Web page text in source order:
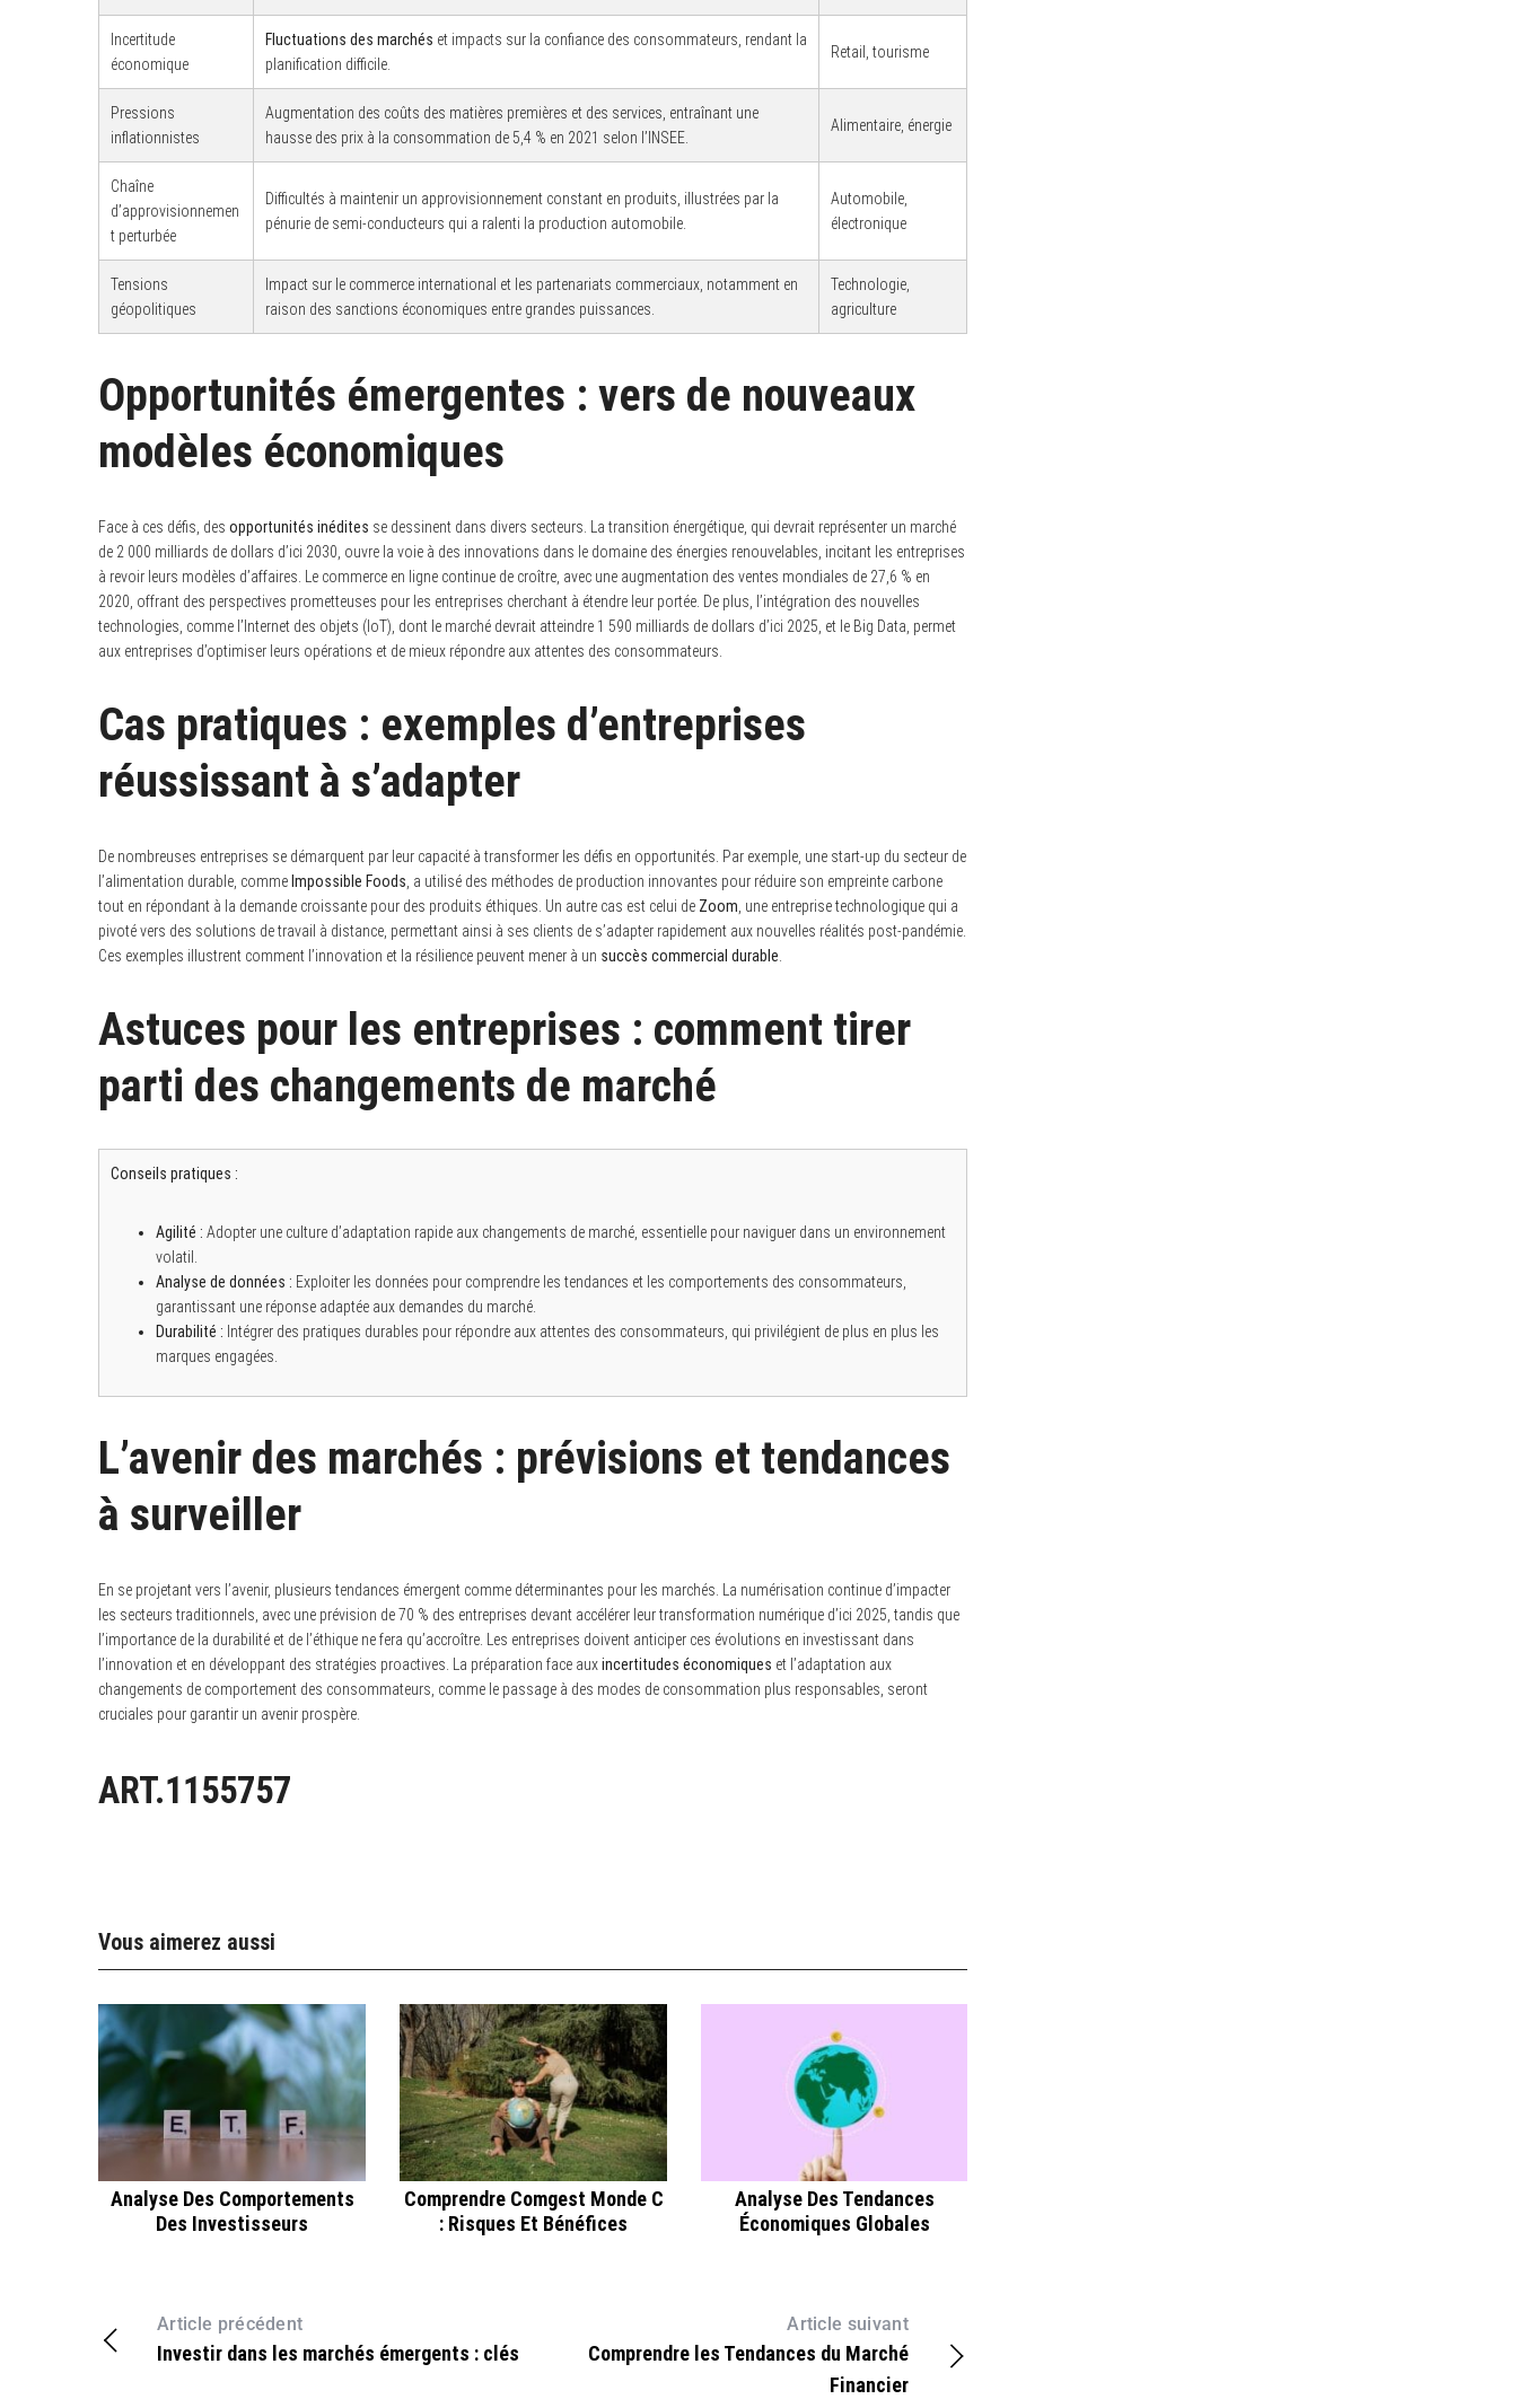
Incertitude
économique
Fluctuations des marchés et impacts sur la confiance des consommateurs, rendant la
planification difficile.
Retail, tourisme
Pressions
inflationnistes
Augmentation des coûts des matières premières et des services, entraînant une
hausse des prix à la consommation de 5,4 % en 2021 selon l’INSEE.
Alimentaire, énergie
Chaîne
d’approvisionnemen
t perturbée
Difficultés à maintenir un approvisionnement constant en produits, illustrées par la
pénurie de semi-conducteurs qui a ralenti la production automobile.
Automobile,
électronique
Tensions
géopolitiques
Impact sur le commerce international et les partenariats commerciaux, notamment en
raison des sanctions économiques entre grandes puissances.
Technologie,
agriculture
Opportunités émergentes : vers de nouveaux
modèles économiques
Face à ces défis, des opportunités inédites se dessinent dans divers secteurs. La transition énergétique, qui devrait représenter un marché
de 2 000 milliards de dollars d’ici 2030, ouvre la voie à des innovations dans le domaine des énergies renouvelables, incitant les entreprises
à revoir leurs modèles d’affaires. Le commerce en ligne continue de croître, avec une augmentation des ventes mondiales de 27,6 % en
2020, offrant des perspectives prometteuses pour les entreprises cherchant à étendre leur portée. De plus, l’intégration des nouvelles
technologies, comme l’Internet des objets (IoT), dont le marché devrait atteindre 1 590 milliards de dollars d’ici 2025, et le Big Data, permet
aux entreprises d’optimiser leurs opérations et de mieux répondre aux attentes des consommateurs.
Cas pratiques : exemples d’entreprises
réussissant à s’adapter
De nombreuses entreprises se démarquent par leur capacité à transformer les défis en opportunités. Par exemple, une start-up du secteur de
l’alimentation durable, comme Impossible Foods , a utilisé des méthodes de production innovantes pour réduire son empreinte carbone
tout en répondant à la demande croissante pour des produits éthiques. Un autre cas est celui de Zoom , une entreprise technologique qui a
pivoté vers des solutions de travail à distance, permettant ainsi à ses clients de s’adapter rapidement aux nouvelles réalités post-pandémie.
Ces exemples illustrent comment l’innovation et la résilience peuvent mener à un succès commercial durable
Astuces pour les entreprises : comment tirer
parti des changements de marché
Conseils pratiques :
Agilité : Adopter une culture d’adaptation rapide aux changements de marché, essentielle pour naviguer dans un environnement
volatil.
Analyse de données : Exploiter les données pour comprendre les tendances et les comportements des consommateurs,
garantissant une réponse adaptée aux demandes du marché.
Durabilité : Intégrer des pratiques durables pour répondre aux attentes des consommateurs, qui privilégient de plus en plus les
marques engagées.
L’avenir des marchés : prévisions et tendances
à surveiller
En se projetant vers l’avenir, plusieurs tendances émergent comme déterminantes pour les marchés. La numérisation continue d’impacter
les secteurs traditionnels, avec une prévision de 70 % des entreprises devant accélérer leur transformation numérique d’ici 2025, tandis que
l’importance de la durabilité et de l’éthique ne fera qu’accroître. Les entreprises doivent anticiper ces évolutions en investissant dans
l’innovation et en développant des stratégies proactives. La préparation face auxincertitudes économiques et l’adaptation aux
changements de comportement des consommateurs, comme le passage à des modes de consommation plus responsables, seront
cruciales pour garantir un avenir prospère.
ART.1155757
Vous aimerez aussi
Analyse Des Comportements
Des Investisseurs
Comprendre Comgest Monde C
: Risques Et Bénéfices
Analyse Des Tendances
Économiques Globales
Article précédent
Investir dans les marchés émergents : clés
Article suivant
Comprendre les Tendances du Marché
Financier
c
r